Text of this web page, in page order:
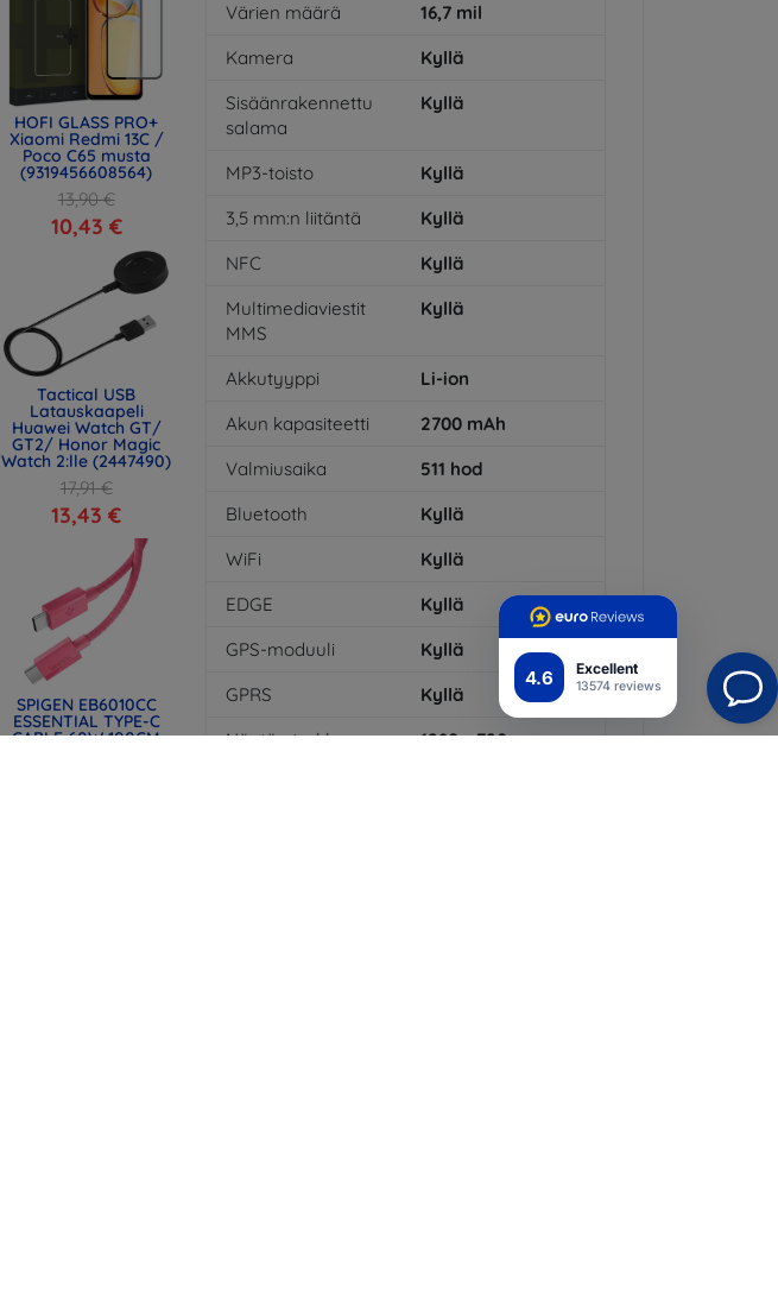
4.6 Excellent
13574 reviews
HOFI GLASS PRO+
Xiaomi Redmi 13C /
Poco C65 musta
(9319456608564)
13,90 €
10,43 €
Tactical USB
Latauskaapeli
Huawei Watch GT/
GT2/ Honor Magic
Watch 2:lle (2447490)
17,91 €
13,43 €
SPIGEN EB6010CC
ESSENTIAL TYPE-C
CABLE 60W 100CM
Värien määrä 16,7 mil
Kamera
Kyllä
Sisäänrakennettu
salama
Kyllä
MP3-toisto
Kyllä
3,5 mm:n liitäntä
Kyllä
NFC
Kyllä
Multimediaviestit
MMS
Kyllä
Akkutyyppi
Li-ion
Akun kapasiteetti
2700 mAh
Valmiusaika
511 hod
Bluetooth
Kyllä
WiFi
Kyllä
EDGE
Kyllä
GPS-moduuli
Kyllä
GPRS
Kyllä
Näytön tarkkuus
1280 x 720